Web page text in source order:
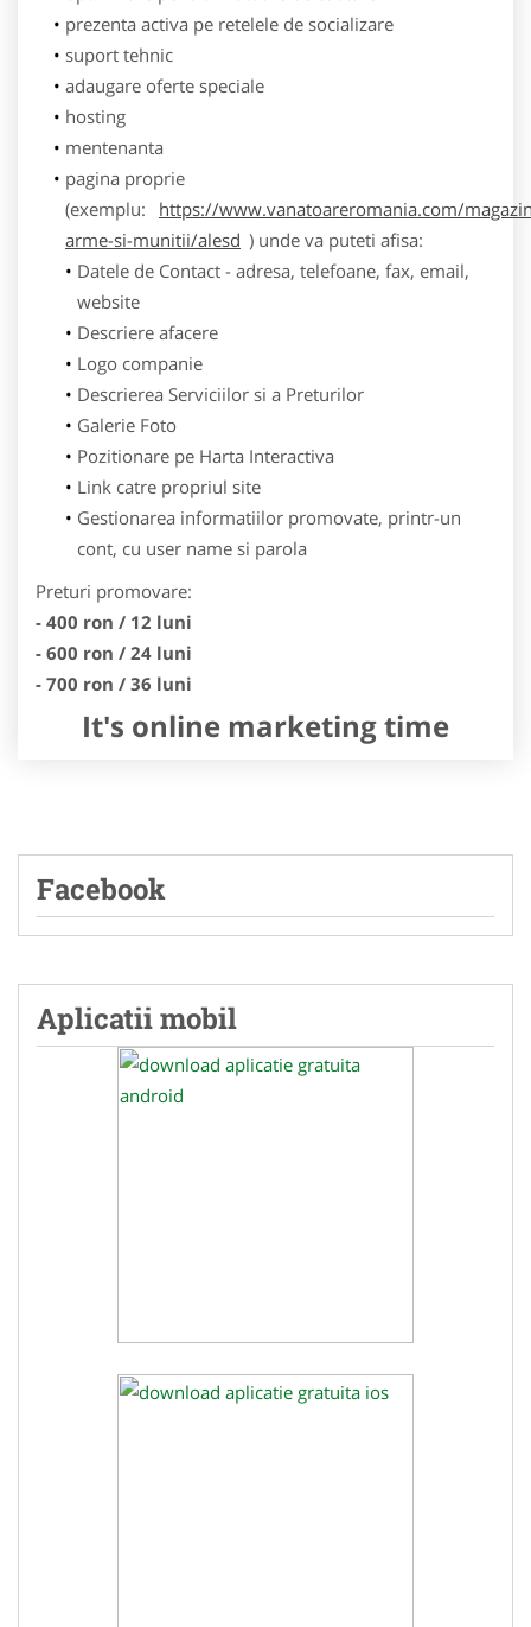
prezenta activa pe retelele de socializare
suport tehnic
adaugare oferte speciale
hosting
mentenanta
pagina proprie
(exemplu:
https://www.vanatoareromania.com/
arme-si-munitii/alesd ) unde va puteti afisa:
Datele de Contact - adresa, telefoane, fax, email,
website
Descriere afacere
Logo companie
Descrierea Serviciilor si a Preturilor
Galerie Foto
Pozitionare pe Harta Interactiva
Link catre propriul site
Gestionarea informatiilor promovate, printr-un
cont, cu user name si parola
Preturi promovare:
- 400 ron / 12 luni
- 600 ron / 24 luni
- 700 ron / 36 luni
It's online marketing time
Facebook
Aplicatii mobil